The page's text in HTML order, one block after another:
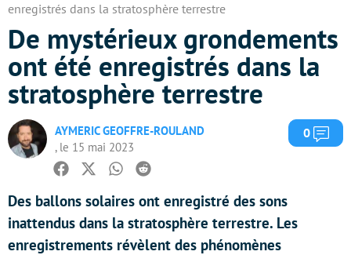
enregistrés dans la stratosphère terrestre
De mystérieux grondements
ont été enregistrés dans la
stratosphère terrestre
AYMERIC GEOFFRE-ROULAND
, le 15 mai 2023
0
Facebook
TwitterWhatsapp
Reddit
Des ballons solaires ont enregistré des sons
inattendus dans la stratosphère terrestre. Les
enregistrements révèlent des phénomènes